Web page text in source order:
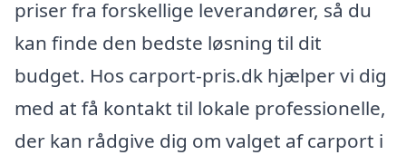
priser fra forskellige leverandører, så du
kan finde den bedste løsning til dit
budget. Hos carport-pris.dk hjælper vi dig
med at få kontakt til lokale professionelle,
der kan rådgive dig om valget af carport i